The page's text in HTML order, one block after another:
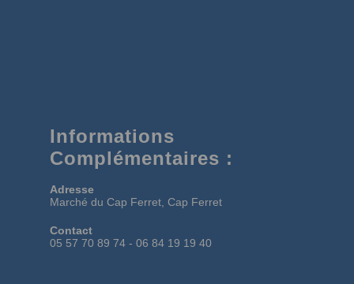
Informations
Complémentaires :
Adresse
Marché du Cap Ferret, Cap Ferret
Contact
05 57 70 89 74 - 06 84 19 19 40